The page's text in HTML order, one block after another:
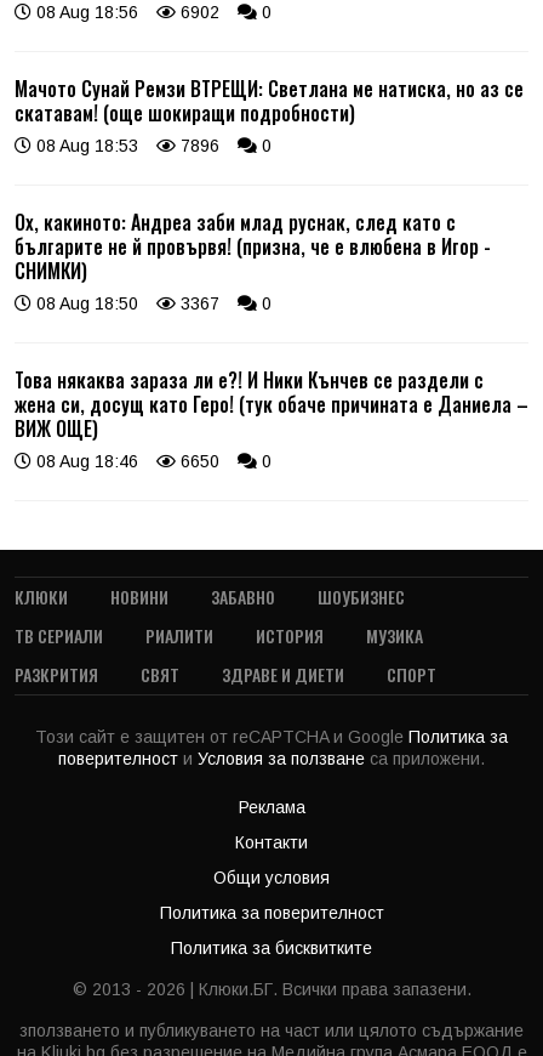
08 Aug 18:56 6902 0
Мачото Сунай Ремзи ВТРЕЩИ: Светлана ме натиска, но аз се
скатавам! (още шокиращи подробности)
08 Aug 18:53 7896 0
Ох, какиното: Андреа заби млад руснак, след като с
българите не й провървя! (призна, че е влюбена в Игор -
СНИМКИ)
08 Aug 18:50 3367 0
Това някаква зараза ли е?! И Ники Кънчев се раздели с
жена си, досущ като Геро! (тук обаче причината е Даниела –
ВИЖ ОЩЕ)
08 Aug 18:46 6650 0
КЛЮКИ НОВИНИ ЗАБАВНО
ШОУБИЗНЕС
ТВ СЕРИАЛИ
РИАЛИТИ ИСТОРИЯ
МУЗИКА
РАЗКРИТИЯ
СВЯТ ЗДРАВЕ И ДИЕТИ СПОРТ
Този сайт е защитен от reCAPTCHA и Google Политика за
поверителност и Условия за ползване са приложени.
Реклама
Контакти
Общи условия
Политика за поверителност
Политика за бисквитките
© 2013 - 2026 | Клюки.БГ. Всички права запазени.
зползването и публикуването на част или цялото съдържание